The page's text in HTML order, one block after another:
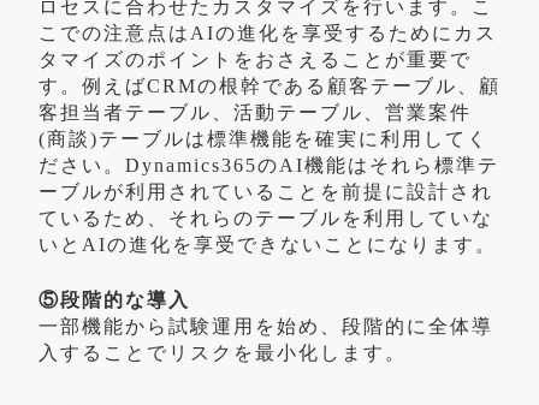
ロセスに合わせたカスタマイズを行います。こ
こでの注意点はAIの進化を享受するためにカス
タマイズのポイントをおさえることが重要で
す。例えばCRMの根幹である顧客テーブル、顧
客担当者テーブル、活動テーブル、営業案件
(商談)テーブルは標準機能を確実に利用してく
ださい。Dynamics365のAI機能はそれら標準テ
ーブルが利用されていることを前提に設計され
ているため、それらのテーブルを利用していな
いとAIの進化を享受できないことになります。
⑤段階的な導入
一部機能から試験運用を始め、段階的に全体導
入することでリスクを最小化します。